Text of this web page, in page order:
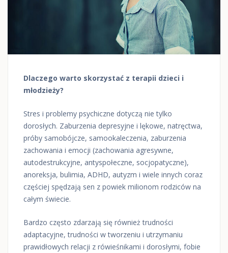
Dlaczego warto skorzystać z terapii dzieci i
młodzieży?
Stres i problemy psychiczne dotyczą nie tylko
dorosłych. Zaburzenia depresyjne i lękowe, natręctwa,
próby samobójcze, samookaleczenia, zaburzenia
zachowania i emocji (zachowania agresywne,
autodestrukcyjne, antyspołeczne, socjopatyczne),
anoreksja, bulimia, ADHD, autyzm i wiele innych coraz
częściej spędzają sen z powiek milionom rodziców na
całym świecie.
Bardzo często zdarzają się również trudności
adaptacyjne, trudności w tworzeniu i utrzymaniu
prawidłowych relacji z rówieśnikami i dorosłymi, fobie